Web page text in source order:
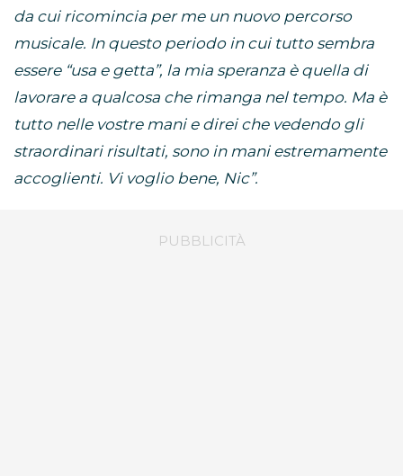
da cui ricomincia per me un nuovo percorso
musicale. In questo periodo in cui tutto sembra
essere “usa e getta”, la mia speranza è quella di
lavorare a qualcosa che rimanga nel tempo. Ma è
tutto nelle vostre mani e direi che vedendo gli
straordinari risultati, sono in mani estremamente
accoglienti. Vi voglio bene, Nic”.